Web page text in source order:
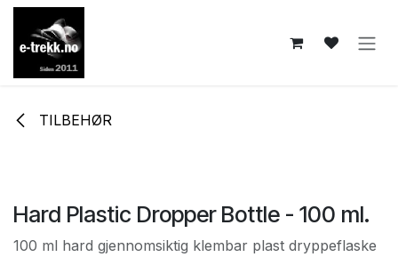
Skip to Content
TILBEHØR
Hard Plastic Dropper Bottle - 100 ml.
100 ml hard gjennomsiktig klembar plast dryppeflaske